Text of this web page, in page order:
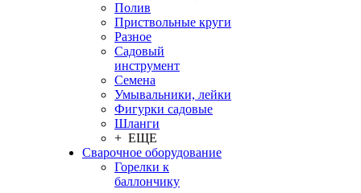
Полив
Приствольные круги
Разное
Садовый
инструмент
Семена
Умывальники, лейки
Фигурки садовые
Шланги
+ ЕЩЕ
Сварочное оборудование
Горелки к
баллончику